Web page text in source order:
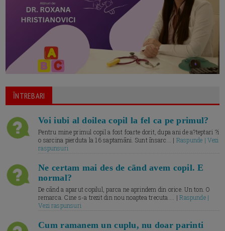
ĪNTREBARI
Voi iubi al doilea copil la fel ca pe primul?
Pentru mine primul copil a fost foarte dorit, dupa ani de a?teptari ?i
o sarcina pierduta la 16 saptamāni. Sunt īnsarc... | Raspunde | Vezi
raspunsuri
Ne certam mai des de cānd avem copil. E
normal?
De cānd a aparut copilul, parca ne aprindem din orice. Un ton. O
remarca. Cine s-a trezit din nou noaptea trecuta.... |Raspunde |
Vezi raspunsuri
Cum ramanem un cuplu, nu doar parinti